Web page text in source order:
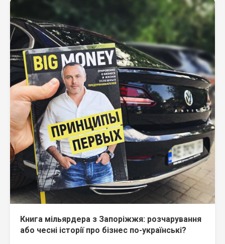
Книга мільярдера з Запоріжжя: розчарування
або чесні історії про бізнес по-українські?